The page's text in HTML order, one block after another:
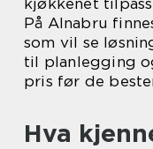
kjøkkenet
På Alnabru
som vil se
til planlegging
pris før de
Hva